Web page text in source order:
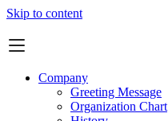
Skip to content
Company
Greeting Message
Organization Chart